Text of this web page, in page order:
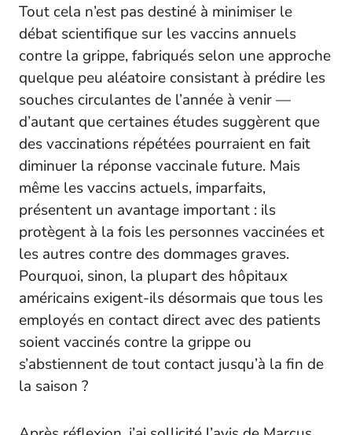
Tout cela n’est pas destiné à minimiser le
débat scientifique sur les vaccins annuels
contre la grippe, fabriqués selon une approche
quelque peu aléatoire consistant à prédire les
souches circulantes de l’année à venir —
d’autant que certaines études suggèrent que
des vaccinations répétées pourraient en fait
diminuer la réponse vaccinale future. Mais
même les vaccins actuels, imparfaits,
présentent un avantage important : ils
protègent à la fois les personnes vaccinées et
les autres contre des dommages graves.
Pourquoi, sinon, la plupart des hôpitaux
américains exigent-ils désormais que tous les
employés en contact direct avec des patients
soient vaccinés contre la grippe ou
s’abstiennent de tout contact jusqu’à la fin de
la saison ?